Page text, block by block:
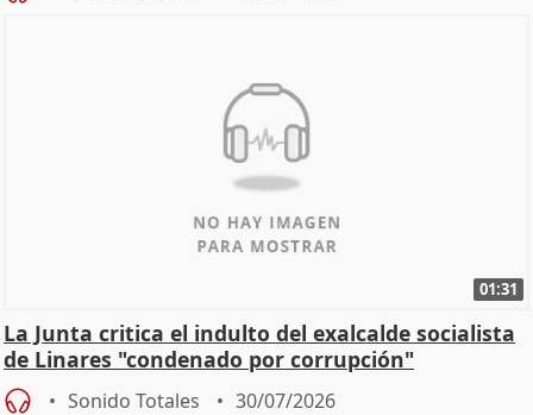
01:31
La Junta critica el indulto del exalcalde socialista
de Linares "condenado por corrupción"
Sonido Totales 30/07/2026